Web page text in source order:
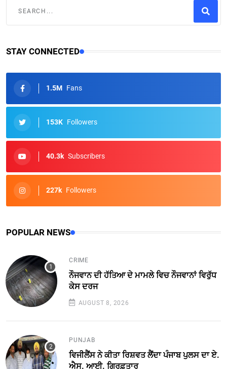
STAY CONNECTED
1.5M Fans
153K Followers
40.3k Subscribers
227k Followers
POPULAR NEWS
CRIME
ਨੌਜਵਾਨ ਦੀ ਹੱਤਿਆ ਦੇ ਮਾਮਲੇ ਵਿਚ ਨੌਜਵਾਨਾਂ ਵਿਰੁੱਧ
ਕੇਸ ਦਰਜ
AUGUST 8, 2026
PUNJAB
ਵਿਜੀਲੈਂਸ ਨੇ ਕੀਤਾ ਰਿਸ਼ਵਤ ਲੈਂਦਾ ਪੰਜਾਬ ਪੁਲਸ ਦਾ ਏ.
ਐਸ. ਆਈ. ਗ੍ਰਿਫ਼ਤਾਰ